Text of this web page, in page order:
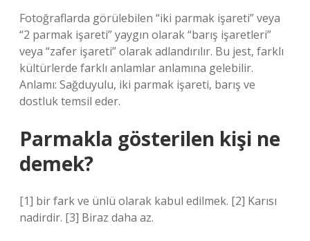
Fotoğraflarda görülebilen “iki parmak işareti” veya
“2 parmak işareti” yaygın olarak “barış işaretleri”
veya “zafer işareti” olarak adlandırılır. Bu jest, farklı
kültürlerde farklı anlamlar anlamına gelebilir.
Anlamı: Sağduyulu, iki parmak işareti, barış ve
dostluk temsil eder.
Parmakla gösterilen kişi ne
demek?
[1] bir fark ve ünlü olarak kabul edilmek. [2] Karısı
nadirdir. [3] Biraz daha az.